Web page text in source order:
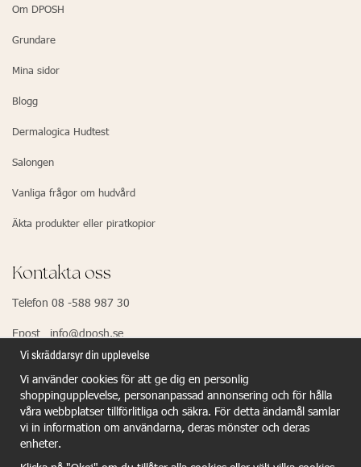
Om DPOSH
Grundare
Mina sidor
Blogg
Dermalogica Hudtest
Salongen
Vanliga frågor om hudvård
Äkta produkter eller piratkopior
Kontakta oss
Telefon 08 -588 987 30
Epost info@dposh.se
EU Responsible Person - Dermalogica
Dermalogica GmbH
Wiesenstr.21
40549 Dûsseldorf
Vi skräddarsyr din upplevelse
Vi använder cookies för att ge dig en personlig
shoppingupplevelse, personanpassad annonsering och för hålla
våra webbplatser tillförlitliga och säkra. För detta ändamål samlar
vi in information om användarna, deras mönster och deras
enheter.